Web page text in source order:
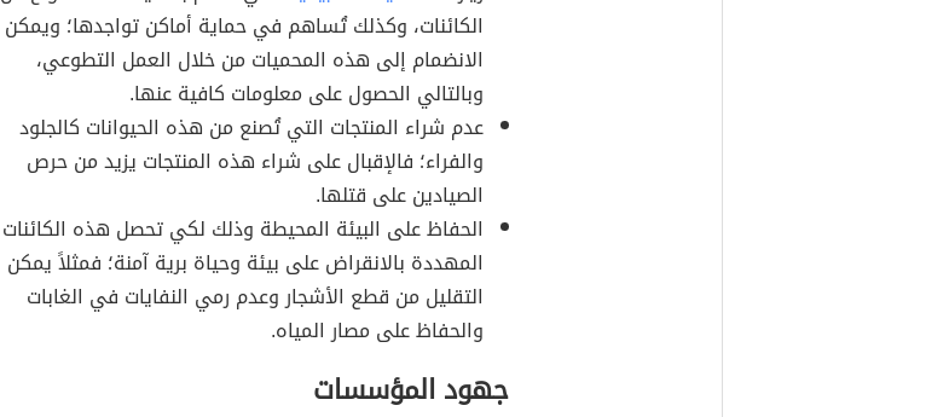
الكائنات، وكذلك تُساهم في حماية أماكن تواجدها؛ ويمكن
الانضمام إلى هذه المحميات من خلال العمل التطوعي،
وبالتالي الحصول على معلومات كافية عنها.
عدم شراء المنتجات التي تُصنع من هذه الحيوانات كالجلود
والفراء؛ فالإقبال على شراء هذه المنتجات يزيد من حرص
الصيادين على قتلها.
الحفاظ على البيئة المحيطة وذلك لكي تحصل هذه الكائنات
المهددة بالانقراض على بيئة وحياة برية آمنة؛ فمثلاً يمكن
التقليل من قطع الأشجار وعدم رمي النفايات في الغابات
والحفاظ على مصار المياه.
جهود المؤسسات